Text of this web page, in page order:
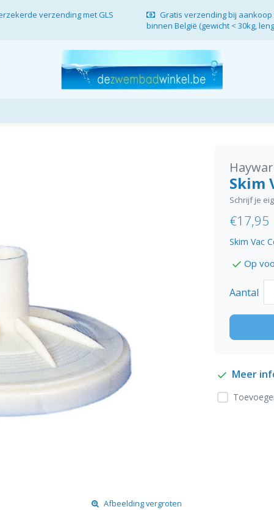
verzending met GLS
Gratis verzending bij aankoop
binnen België (gewicht < 30kg,
Afbeelding vergroten
Skim
Schrijf je
€17,95
Skim Vac
Op
Aantal
Meer